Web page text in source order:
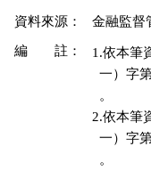
資料來源： 金融監督
編 註：
1.依本筆
一）字
  。
2.依本筆
一）字
  。